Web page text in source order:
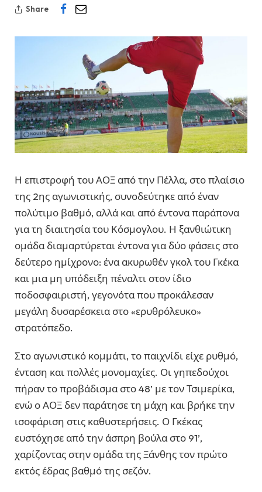
Share
Η επιστροφή του ΑΟΞ από την Πέλλα, στο πλαίσιο
της 2ης αγωνιστικής, συνοδεύτηκε από έναν
πολύτιμο βαθμό, αλλά και από έντονα παράπονα
για τη διαιτησία του Κόσμογλου. Η ξανθιώτικη
ομάδα διαμαρτύρεται έντονα για δύο φάσεις στο
δεύτερο ημίχρονο: ένα ακυρωθέν γκολ του Γκέκα
και μια μη υπόδειξη πέναλτι στον ίδιο
ποδοσφαιριστή, γεγονότα που προκάλεσαν
μεγάλη δυσαρέσκεια στο «ερυθρόλευκο»
στρατόπεδο.
Στο αγωνιστικό κομμάτι, το παιχνίδι είχε ρυθμό,
ένταση και πολλές μονομαχίες. Οι γηπεδούχοι
πήραν το προβάδισμα στο 48’ με τον Τσιμερίκα,
ενώ ο ΑΟΞ δεν παράτησε τη μάχη και βρήκε την
ισοφάριση στις καθυστερήσεις. Ο Γκέκας
ευστόχησε από την άσπρη βούλα στο 91’,
χαρίζοντας στην ομάδα της Ξάνθης τον πρώτο
εκτός έδρας βαθμό της σεζόν.